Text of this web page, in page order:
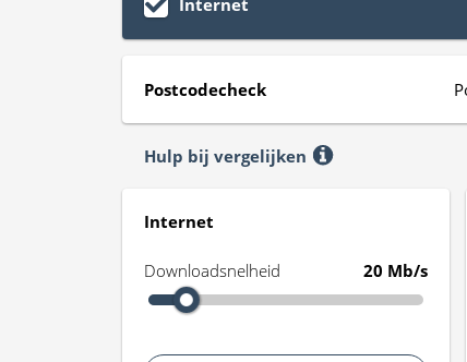
Internet
Postcodecheck
Hulp bij vergelijken
Internet
Downloadsnelheid 20 Mb/s